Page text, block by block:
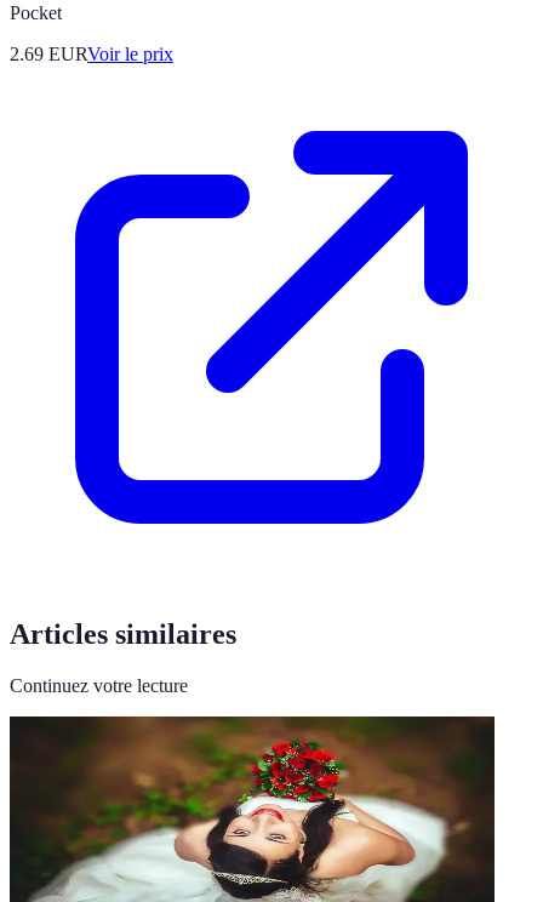
Pocket
2.69 EURVoir le prix
Articles similaires
Continuez votre lecture